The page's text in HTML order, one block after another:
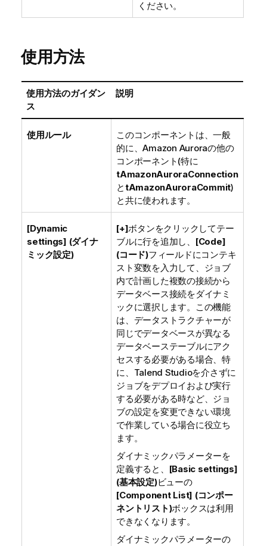
ください。
使用方法
使用方法のガイダン
ス
説明
使用ルール
このコンポーネントは、一般
的に、Amazon Auroraの他の
コンポーネント(特に
tAmazonAuroraConnection
とtAmazonAuroraCommit)
と共に使われます。
[Dynamic
settings] (ダイナ
ミック設定)
[+]ボタンをクリックしてテー
ブルに行を追加し、 [Code]
(コード)フィールドにコンテキ
スト変数を入力して、ジョブ
内で計画した複数の接続から
データベース接続をダイナミ
ックに選択します。この機能
は、データストラクチャーが
同じでデータベースが異なる
データベーステーブルにアク
セスする必要がある場合、特
に、 Talend Studioを介さずに
ジョブをデプロイおよび実行
する必要がある時など、ジョ
ブの設定を変更できない環境
で作業している場合に役立ち
ます。
ダイナミックパラメーターを
定義すると、 [Basic settings]
(基本設定)ビューの
[Component List] (コンポー
ネントリスト)ボックスは利用
できなくなります。
ダイナミックパラメーターの